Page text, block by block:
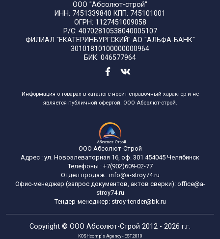
ООО "Абсолют-строй"
ИНН: 7451339840 КПП: 745101001
ОГРН: 1127451009058
Р/С: 40702810538040005107
ФИЛИАЛ "ЕКАТЕРИНБУРГСКИЙ" АО "АЛЬФА-БАНК"
30101810100000000964
БИК: 046577964
Информация о товарах в каталоге носит справочный характер и не
является публичной офертой. ООО Абсолют-строй.
ООО Абсолют-Строй
Адрес : ул. Новоэлеваторная 16, оф. 301 454045 Челябинск
Телефоны :+7(902)609-02-77
Отдел продаж : info@a-stroy74.ru
Офис-менеджер (запрос документов, актов сверки): office@a-
stroy74.ru
Тендер-менеджер: stroy-tender@bk.ru
Copyright © ООО Абсолют-Строй 2012 - 2026 г.г.
KOSHcomp`s Agency - EST.2010